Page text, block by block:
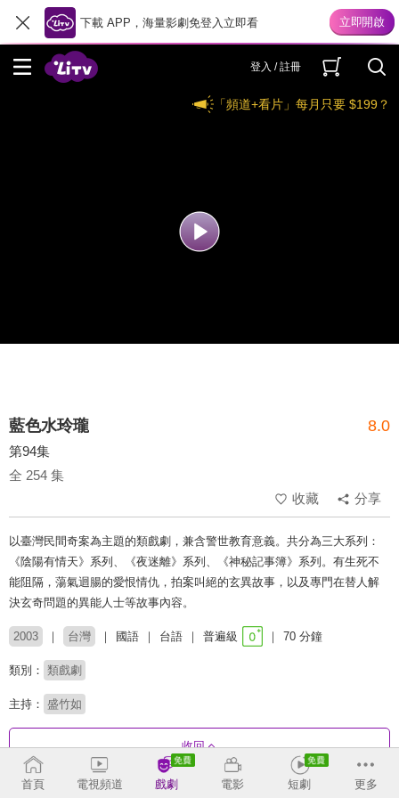
下載 APP，海量影劇免登入立即看
登入 / 註冊
「頻道+看片」每月只要 $199？
藍色水玲瓏 8.0
第94集
全 254 集
收藏
分享
以臺灣民間奇案為主題的類戲劇，兼含警世教育意義。共分為三大系列：
《陰陽有情天》系列、《夜迷離》系列、《神秘記事簿》系列。有生死不
能阻隔，蕩氣迴腸的愛恨情仇，拍案叫絕的玄異故事，以及專門在替人解
決玄奇問題的異能人士等故事內容。
2003 台灣 國語 台語 普遍級 70 分鐘
類別： 類戲劇
主持： 盛竹如
收回
首頁 電視頻道 戲劇 電影 短劇 更多